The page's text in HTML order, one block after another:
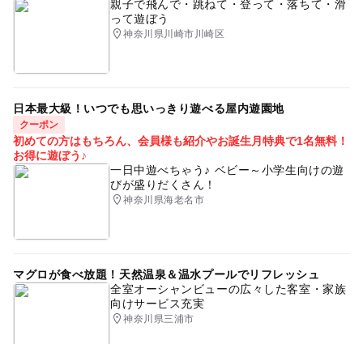
親子で飛んで・跳ねて・登って・落ちて・滑
って遊ぼう
神奈川県川崎市川崎区
日本最大級！いつでも思いっきり遊べる屋内遊園地
クーポン
初めての方はもちろん、会員様も紹介やお誕生月特典で1名無料！
お得に遊ぼう♪
一日中遊べちゃう♪ ベビー～小学生向けの遊
びが盛りだくさん！
神奈川県海老名市
マグロが食べ放題！天然温泉＆温水プールでリフレッシュ
全室オーシャンビューの広々した客室・家族
向けサービス充実
神奈川県三浦市